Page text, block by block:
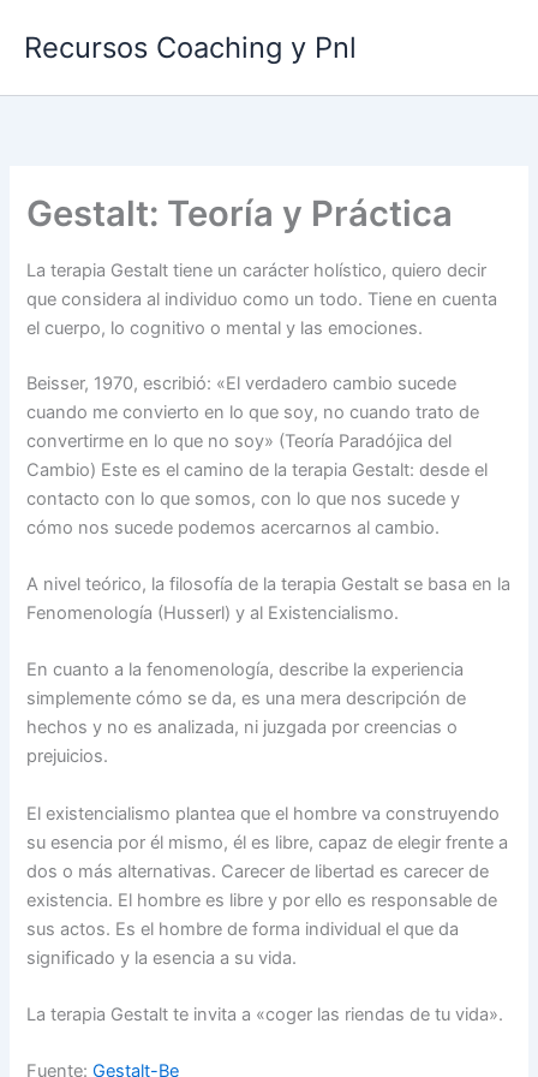
Recursos Coaching y Pnl
Gestalt: Teoría y Práctica
La terapia Gestalt tiene un carácter holístico, quiero decir
que considera al individuo como un todo. Tiene en cuenta
el cuerpo, lo cognitivo o mental y las emociones.
Beisser, 1970, escribió: «El verdadero cambio sucede
cuando me convierto en lo que soy, no cuando trato de
convertirme en lo que no soy» (Teoría Paradójica del
Cambio) Este es el camino de la terapia Gestalt: desde el
contacto con lo que somos, con lo que nos sucede y
cómo nos sucede podemos acercarnos al cambio.
A nivel teórico, la filosofía de la terapia Gestalt se basa en la
Fenomenología (Husserl) y al Existencialismo.
En cuanto a la fenomenología, describe la experiencia
simplemente cómo se da, es una mera descripción de
hechos y no es analizada, ni juzgada por creencias o
prejuicios.
El existencialismo plantea que el hombre va construyendo
su esencia por él mismo, él es libre, capaz de elegir frente a
dos o más alternativas. Carecer de libertad es carecer de
existencia. El hombre es libre y por ello es responsable de
sus actos. Es el hombre de forma individual el que da
significado y la esencia a su vida.
La terapia Gestalt te invita a «coger las riendas de tu vida».
Fuente:Gestalt-Be